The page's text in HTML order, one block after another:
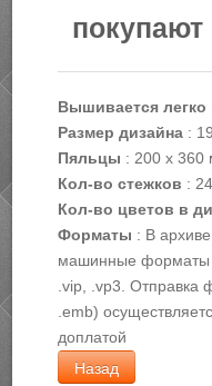
покупают
Вышивается легко
Размер дизайна:
Пяльцы : 200 х 360
Кол-во стежков :
Кол-во цветов в
Форматы : В
машинные форматы
.vip, .vp3. Отправка
.emb)
доплатой